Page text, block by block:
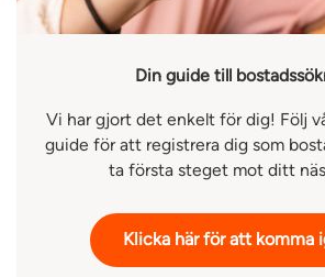
Din guide till
Vi har gjort det enkelt för dig! Följ
guide för att registrera dig som
ta första steget mot ditt
Klicka här för att komma